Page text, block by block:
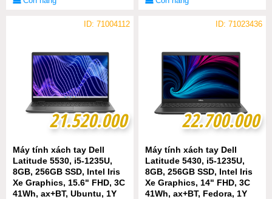
ID: 71004112
21.520.000
21.520.000
Máy tính xách tay Dell
Latitude 5530, i5-1235U,
8GB, 256GB SSD, Intel Iris
Xe Graphics, 15.6" FHD, 3C
41Wh, ax+BT, Ubuntu, 1Y
ID: 71023436
22.700.000
22.700.000
Máy tính xách tay Dell
Latitude 5430, i5-1235U,
8GB, 256GB SSD, Intel Iris
Xe Graphics, 14" FHD, 3C
41Wh, ax+BT, Fedora, 1Y